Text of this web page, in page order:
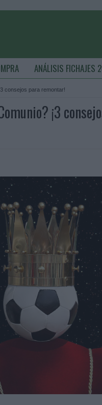
ANÁLISIS FICHAJES
consejos para remontar!
¡3